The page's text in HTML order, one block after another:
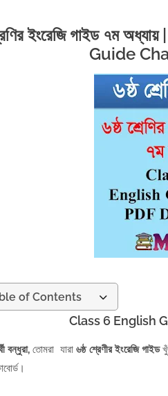
ইংরেজি গাইড ৭ম
Guide
of Contents
Class 6 English
বন্ধুরা, তোমরা যারা৬ষ্ঠ শ্রেণীর ইংরেজি গাইড